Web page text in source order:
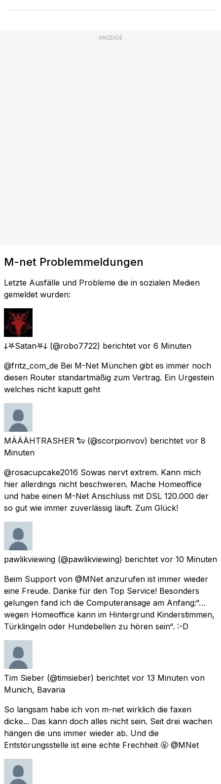
ANZEIGE
M-net Problemmeldungen
Letzte Ausfälle und Probleme die in sozialen Medien
gemeldet wurden:
𐕣𖤐Satan𖤐𐕣 (@robo7722) berichtet vor 6 Minuten
@fritz_com_de Bei M-Net München gibt es immer noch
diesen Router standartmäßig zum Vertrag. Ein Urgestein
welches nicht kaputt geht
MÄÄÄHTRASHER 🐑 (@scorpionvov) berichtet vor 8
Minuten
@rosacupcake2016 Sowas nervt extrem. Kann mich
hier allerdings nicht beschweren. Mache Homeoffice
und habe einen M-Net Anschluss mit DSL 120.000 der
so gut wie immer zuverlässig läuft. Zum Glück!
pawlikviewing (@pawlikviewing) berichtet vor 10 Minuten
Beim Support von @MNet anzurufen ist immer wieder
eine Freude. Danke für den Top Service! Besonders
gelungen fand ich die Computeransage am Anfang:“…
wegen Homeoffice kann im Hintergrund Kinderstimmen,
Türklingeln oder Hundebellen zu hören sein“. :-D
Tim Sieber (@timsieber) berichtet vor 13 Minuten von
Munich, Bavaria
So langsam habe ich von m-net wirklich die faxen
dicke... Das kann doch alles nicht sein. Seit drei wachen
hängen die uns immer wieder ab. Und die
Entstörungsstelle ist eine echte Frechheit 🤬 @MNet